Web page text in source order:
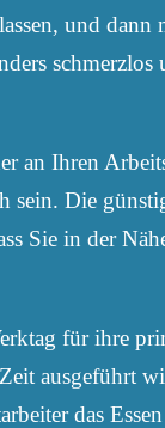
und dann
schmerzlos
an Ihren
sein. Die
Sie in der
für ihre
ausgeführt
das Essen